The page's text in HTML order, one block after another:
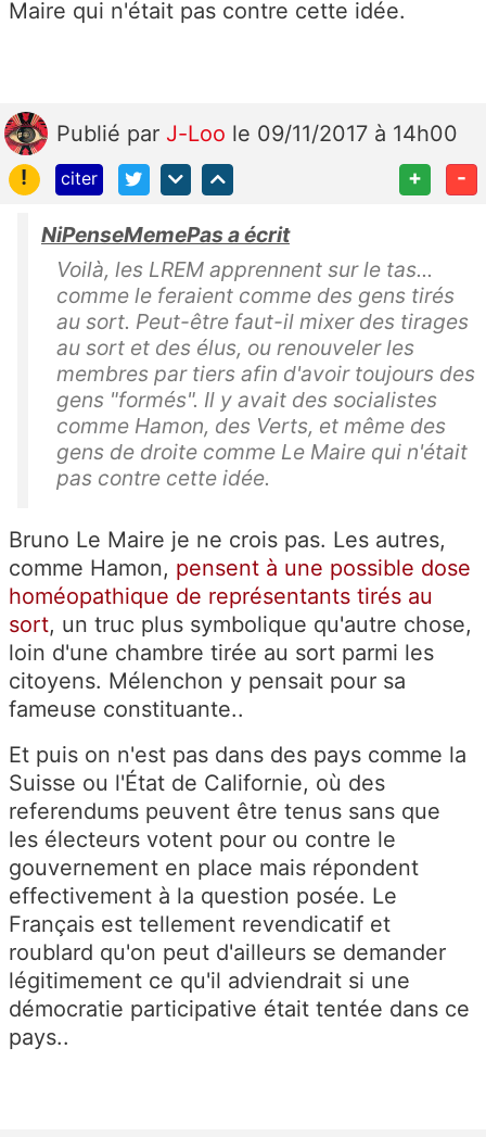
Maire qui n'était pas contre cette idée.
Publié par J-Loo le 09/11/2017 à 14h00
!
citer + -
NiPenseMemePas a écrit
Voilà, les LREM apprennent sur le tas...
comme le feraient comme des gens tirés
au sort. Peut-être faut-il mixer des tirages
au sort et des élus, ou renouveler les
membres par tiers afin d'avoir toujours des
gens "formés". Il y avait des socialistes
comme Hamon, des Verts, et même des
gens de droite comme Le Maire qui n'était
pas contre cette idée.
Bruno Le Maire je ne crois pas. Les autres,
comme Hamon, pensent à une possible dose
homéopathique de représentants tirés au
sort, un truc plus symbolique qu'autre chose,
loin d'une chambre tirée au sort parmi les
citoyens. Mélenchon y pensait pour sa
fameuse constituante..
Et puis on n'est pas dans des pays comme la
Suisse ou l'État de Californie, où des
referendums peuvent être tenus sans que
les électeurs votent pour ou contre le
gouvernement en place mais répondent
effectivement à la question posée. Le
Français est tellement revendicatif et
roublard qu'on peut d'ailleurs se demander
légitimement ce qu'il adviendrait si une
démocratie participative était tentée dans ce
pays..